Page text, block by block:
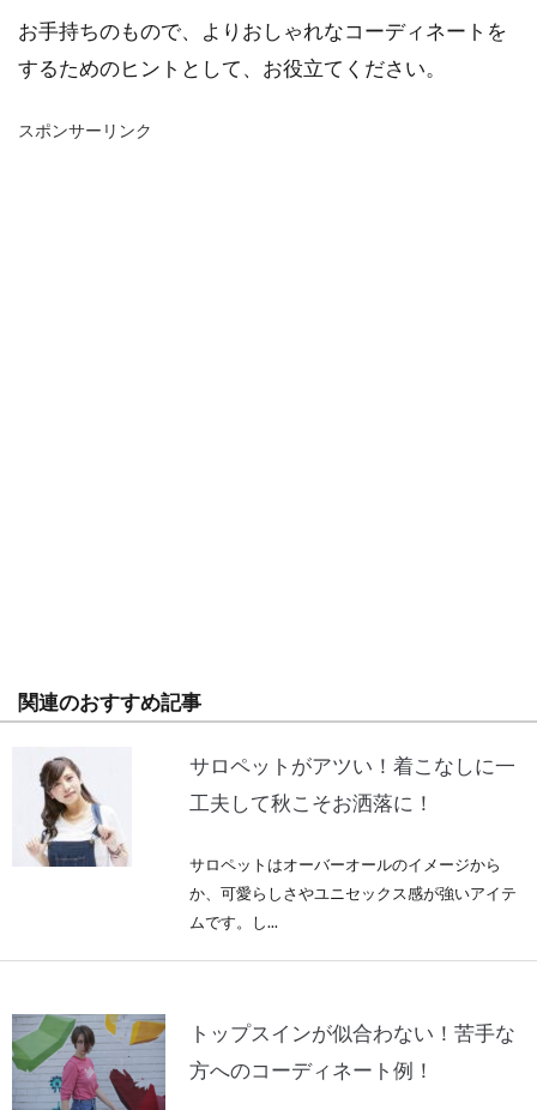
お手持ちのもので、よりおしゃれなコーディネートを
するためのヒントとして、お役立てください。
スポンサーリンク
関連のおすすめ記事
サロペットがアツい！着こなしに一
工夫して秋こそお洒落に！
サロペットはオーバーオールのイメージから
か、可愛らしさやユニセックス感が強いアイテ
ムです。し...
トップスインが似合わない！苦手な
方へのコーディネート例！